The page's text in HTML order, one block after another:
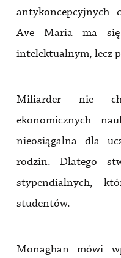
antykoncepcyjnych
Ave Maria ma
intelektualnym, lecz
Miliarder nie
ekonomicznych
nieosiągalna dla
rodzin. Dlatego
stypendialnych,
studentów.
Monaghan mówi